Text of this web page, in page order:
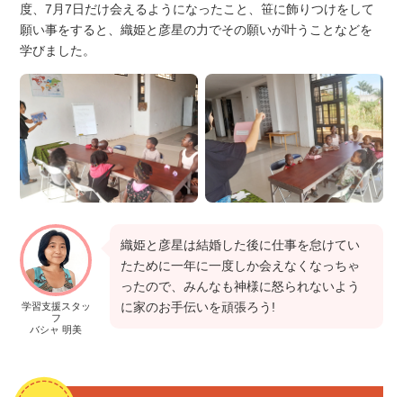
度、7月7日だけ会えるようになったこと、笹に飾りつけをして
願い事をすると、織姫と彦星の力でその願いが叶うことなどを
学びました。
学習支援スタッ
フ
バシャ 明美
織姫と彦星は結婚した後に仕事を怠けてい
たために一年に一度しか会えなくなっちゃ
ったので、みんなも神様に怒られないよう
に家のお手伝いを頑張ろう!